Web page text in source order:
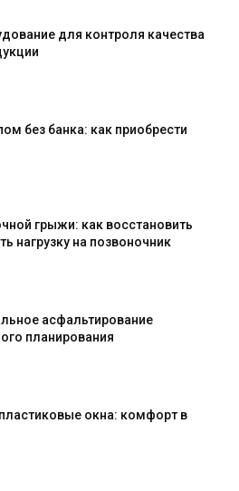
для контроля качества
без банка: как приобрести
грыжи: как восстановить
нагрузку на позвоночник
асфальтирование
планирования
окна: комфорт в